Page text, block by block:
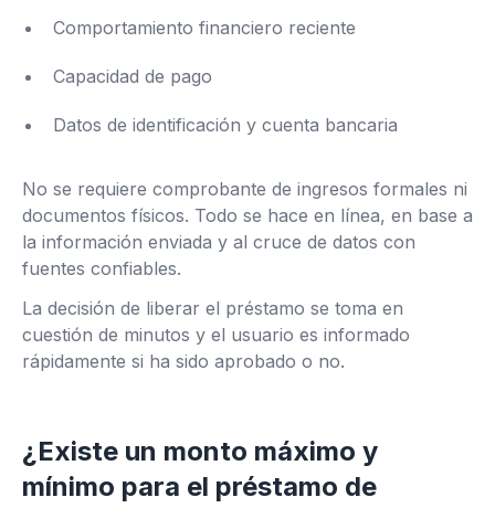
Comportamiento financiero reciente
Capacidad de pago
Datos de identificación y cuenta bancaria
No se requiere comprobante de ingresos formales ni
documentos físicos. Todo se hace en línea, en base a
la información enviada y al cruce de datos con
fuentes confiables.
La decisión de liberar el préstamo se toma en
cuestión de minutos y el usuario es informado
rápidamente si ha sido aprobado o no.
¿Existe un monto máximo y
mínimo para el préstamo de